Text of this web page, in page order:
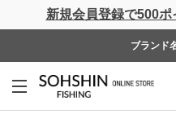
新規会員登録で500ポ
ブランド
ライフベスト ウェーダー
Shore connect